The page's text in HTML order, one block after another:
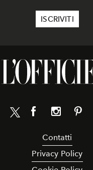
Contatti
Privacy Policy